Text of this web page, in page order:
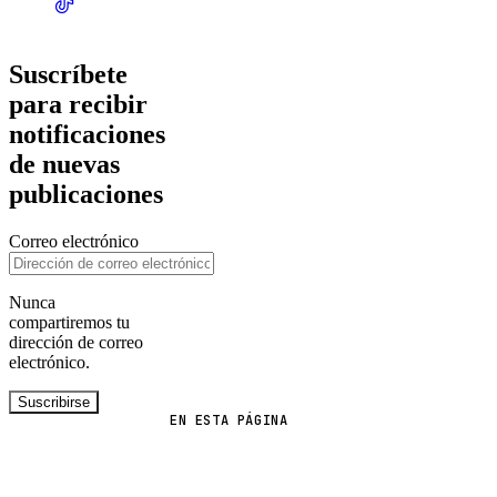
EN ESTA PÁGINA
Suscríbete
para recibir
notificaciones
de nuevas
publicaciones
Correo electrónico
Nunca
compartiremos tu
dirección de correo
electrónico.
Suscribirse